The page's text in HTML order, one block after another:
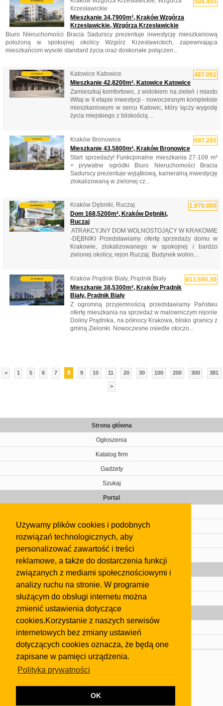
Używamy plików cookies i podobnych
rozwiązań technologicznych, aby
personalizować zawartość i treści
reklamowe, a także do dostarczenia funkcji
związanych z mediami społecznościowymi i
analizy ruchu na stronie. W programie
służącym do obsługi internetu można
zmienić ustawienia dotyczące
cookies.Korzystanie z naszych serwisów
internetowych bez zmiany ustawień
dotyczących cookies oznacza, że będą one
zapisane w pamięci urządzenia.
Polityka prywatności
OK
Krzesławickie
Mieszkanie 34,7900m², Kraków Wzgórza
Krzesławickie, Wzgórza Krzesławickie
Biuro Nieruchomości Bracia Sadurscy prezentuje inwestycję mieszkaniową
położoną w spokojnej okolicy Wzgórz Krzesławickich, zapewniająca
mieszkańcom wysoki standard życia oraz doskonałe połączen...
487.051
Katowice Katowice
Mieszkanie 42,8200m², Katowice Katowice
Zamieszkaj komfortowo, z widokiem na zieleń i miasto
Witaj w II etapie inwestycji - nowoczesnym kompleksie
mieszkaniowym w sercu Katowic, który łączy wygodę
życia miejskiego z bliskością ...
697.280
Kraków Bronowice
Mieszkanie 43,5800m², Kraków Bronowice
Start sprzedaży! Funkcjonalne mieszkania 27-109 m²
+ prywatne ogródki Biuro Nieruchomości Bracia
Sadurscy prezentuje wyjątkową, kameralną inwestycję
zlokalizowaną w zielonej cz...
1.970.000
Kraków Dębniki, Ruczaj
Dom 168,5200m², Kraków Dębniki,
Ruczaj
​ ATRAKCYJNY DOM WOLNOSTOJĄCY W KRAKOWIE
-DĘBNIKI Przedstawiamy ofertę sprzedaży domu w
Krakowie, zlokalizowanego w spokojnej i bardzo
zielonej okolicy, rejon Ruczaj. Budynek wolno...
613.590,30
Kraków Prądnik Biały, Prądnik Biały
Mieszkanie 38,5300m², Kraków Prądnik
Biały, Prądnik Biały
Z ogromną przyjemnością przedstawiamy Państwu
ofertę mieszkania na sprzedaż w malowniczym rejonie
Doliny Prądnika, na północy Krakowa, blisko granicy z
gminą Zielonki. Nowoczesne osiedle otoczo...
< 1 5 6 7 8 9 10 11 20 30 100 200 300 381
>
Strona główna
Ogłoszenia
Katalog firm
Gadżety
Szukaj
Portal
Kontakt
Regulamin
Gazeta
Olkusz
Kontakt
Strefa dla biznesu
Biura nieruchomości
Dealerzy i autokomisy
Skontaktuj się z nami
regulaminuiPolityki Prywatności.
Klauzula FB